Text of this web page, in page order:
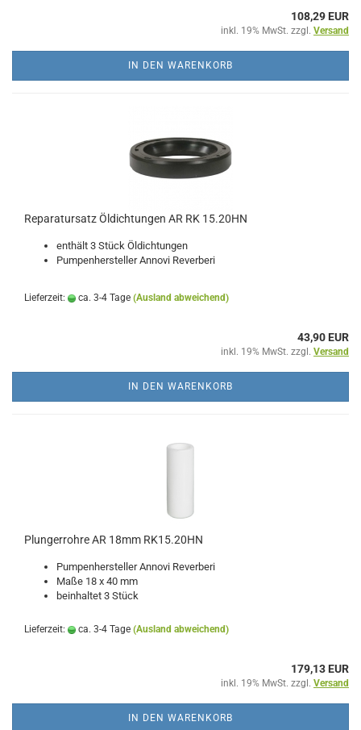
108,29 EUR
inkl. 19% MwSt. zzgl. Versand
IN DEN WARENKORB
Reparatursatz Öldichtungen AR RK 15.20HN
enthält 3 Stück Öldichtungen
Pumpenhersteller Annovi Reverberi
Lieferzeit: ca. 3-4 Tage (Ausland abweichend)
43,90 EUR
inkl. 19% MwSt. zzgl. Versand
IN DEN WARENKORB
Plungerrohre AR 18mm RK15.20HN
Pumpenhersteller Annovi Reverberi
Maße 18 x 40 mm
beinhaltet 3 Stück
Lieferzeit: ca. 3-4 Tage (Ausland abweichend)
179,13 EUR
inkl. 19% MwSt. zzgl. Versand
IN DEN WARENKORB